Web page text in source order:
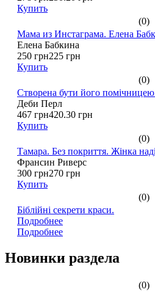
Купить
(0)
Мама из Инстаграма. Елена
Елена Бабкина
250 грн225 грн
Купить
(0)
Створена бути його
Деби Перл
467 грн420.30 грн
Купить
(0)
Тамара. Без покриття. Жінка
Франсин Риверс
300 грн270 грн
Купить
(0)
Біблійні секрети краси.
Подробнее
Подробнее
Новинки раздела
(0)